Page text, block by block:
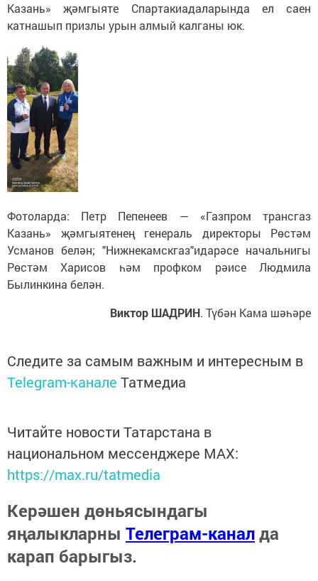
Казань» җәмгыяте Спартакиадаларында ел саен
катнашып призлы урын алмый калганы юк.
Фотоларда: Петр Пепенеев — «Газпром трансгаз
Казань» җәмгыятенең генераль директоры Рөстәм
Усманов белән; "Нижнекамскгаз"идарәсе начальнигы
Рөстәм Харисов һәм профком рәисе Людмила
Былинкина белән.
Виктор ШАДРИН. Түбән Кама шәһәре
Следите за самым важным и интересным в
Telegram-канале Татмедиа
Читайте новости Татарстана в
национальном мессенджере MАХ:
https://max.ru/tatmedia
Керәшен дөньясындагы
яңалыкларны Телеграм-каналда
карап барыгыз.